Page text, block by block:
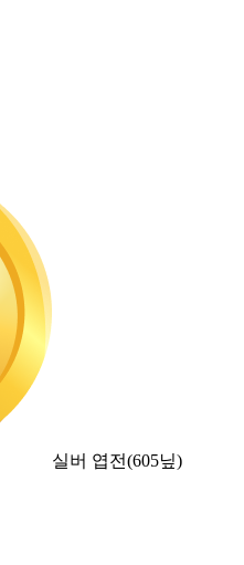
실버 엽전(605닢)